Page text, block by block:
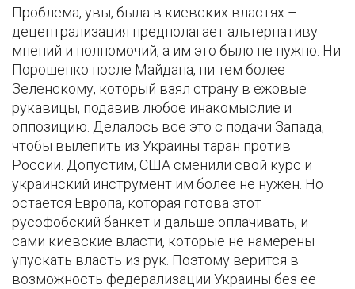
Проблема, увы, была в киевских властях –
децентрализация предполагает альтернативу
мнений и полномочий, а им это было не нужно. Ни
Порошенко после Майдана, ни тем более
Зеленскому, который взял страну в ежовые
рукавицы, подавив любое инакомыслие и
оппозицию. Делалось все это с подачи Запада,
чтобы вылепить из Украины таран против
России. Допустим, США сменили свой курс и
украинский инструмент им более не нужен. Но
остается Европа, которая готова этот
русофобский банкет и дальше оплачивать, и
сами киевские власти, которые не намерены
упускать власть из рук. Поэтому верится в
возможность федерализации Украины без ее